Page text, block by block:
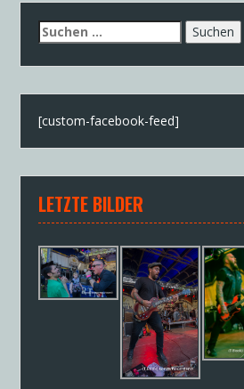
Suchen
nach:
[custom-facebook-feed]
LETZTE BILDER